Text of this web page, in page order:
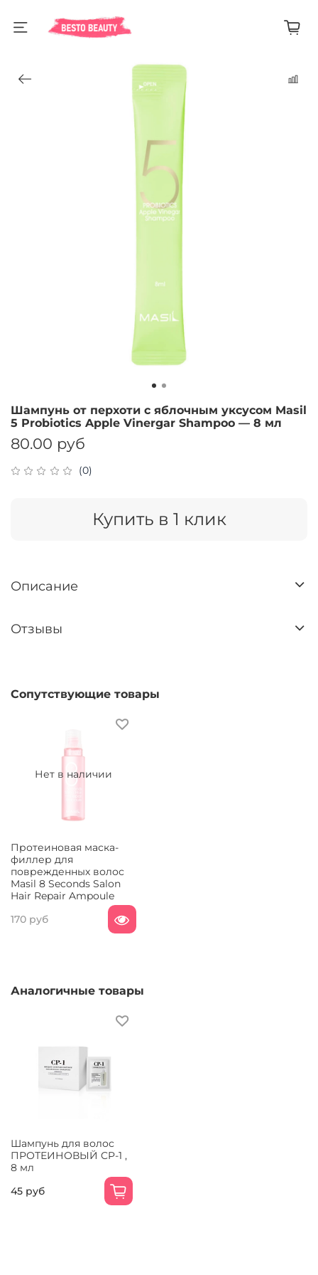
(0)
Шампунь от перхоти с яблочным уксусом Masil
5 Probiotics Apple Vinergar Shampoo — 8 мл
80.00 руб
Купить в 1 клик
Описание
Отзывы
Сопутствующие товары
Нет в наличии
Протеиновая маска-
филлер для
поврежденных волос
Masil 8 Seconds Salon
Hair Repair Ampoule
170 руб
Аналогичные товары
Шампунь для волос
ПРОТЕИНОВЫЙ CP-1 ,
8 мл
45 руб